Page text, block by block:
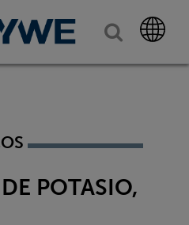
POTASIO,